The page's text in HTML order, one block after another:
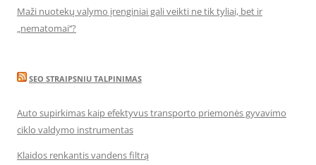
Maži nuotekų valymo įrenginiai gali veikti ne tik tyliai, bet ir
„nematomai‘‘?
SEO STRAIPSNIU TALPINIMAS
Auto supirkimas kaip efektyvus transporto priemonės gyvavimo
ciklo valdymo instrumentas
Klaidos renkantis vandens filtrą